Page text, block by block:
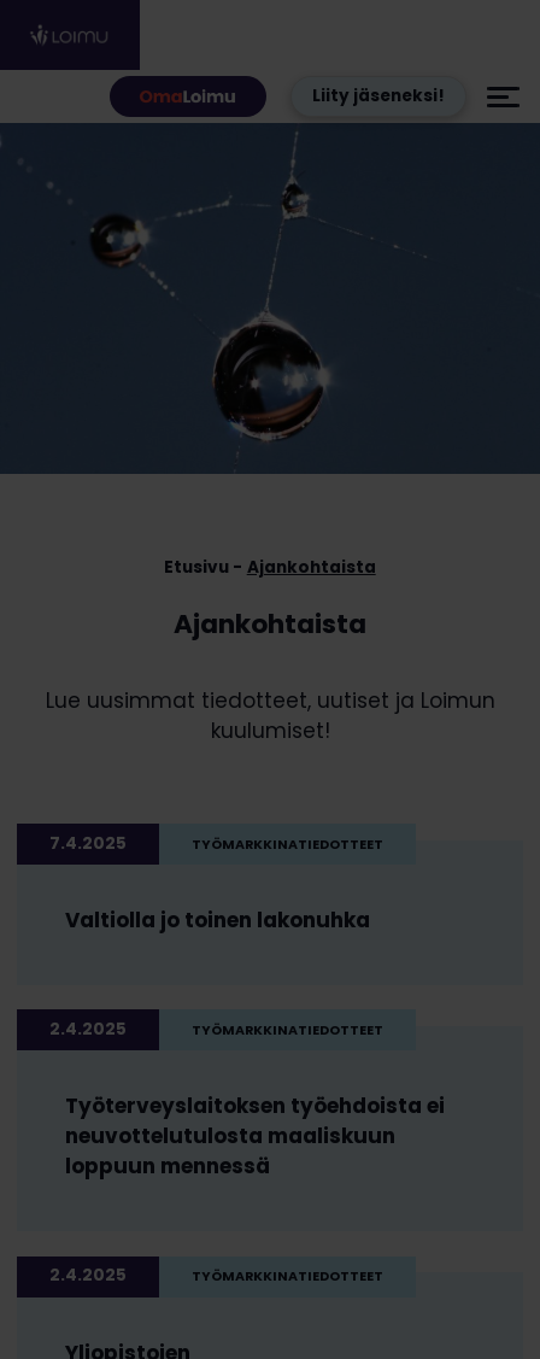
Liity jäseneksi!
Etusivu Ajankohtaista
Ajankohtaista
Lue uusimmat tiedotteet, uutiset ja Loimun
kuulumiset!
7.4.2025 TYÖMARKKINATIEDOTTEET
Valtiolla jo toinen lakonuhka
2.4.2025 TYÖMARKKINATIEDOTTEET
Työterveyslaitoksen työehdoista ei
neuvottelutulosta maaliskuun
loppuun mennessä
2.4.2025 TYÖMARKKINATIEDOTTEET
Yliopistojen